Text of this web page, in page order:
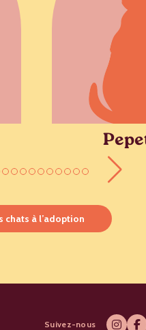
chats à l’adoption
Suivez-nous